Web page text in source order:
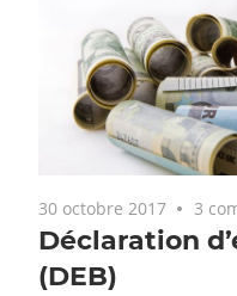
30 octobre 2017 3
Déclaration
(DEB)